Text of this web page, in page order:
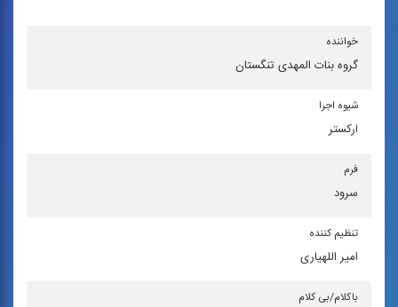
خواننده
گروه بنات المهدی تنگستان
شیوه اجرا
اركستر
فرم
سرود
تنظیم كننده
امیر اللهیاری
باكلام/بی كلام